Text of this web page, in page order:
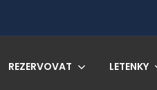
REZERVOVAT LETENKY